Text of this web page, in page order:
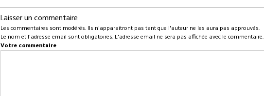
Laisser un commentaire
Les commentaires sont modérés. Ils n'apparaitront pas tant que l'auteur ne les aura pas approuvés.
Le nom et l'adresse email sont obligatoires. L'adresse email ne sera pas affichée avec le commentaire.
Votre commentaire